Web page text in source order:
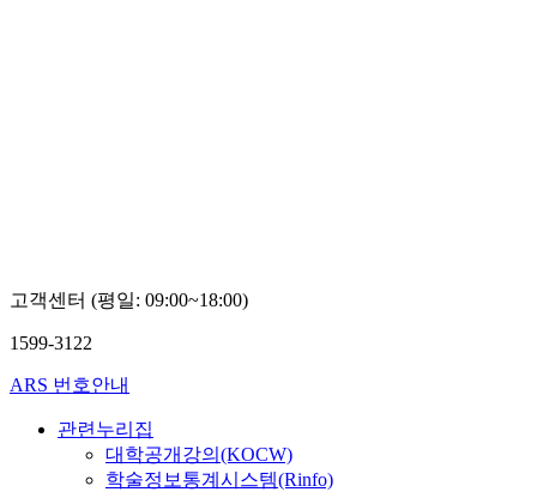
고객센터 (평일: 09:00~18:00)
1599-3122
ARS 번호안내
관련누리집
대학공개강의(KOCW)
학술정보통계시스템(Rinfo)